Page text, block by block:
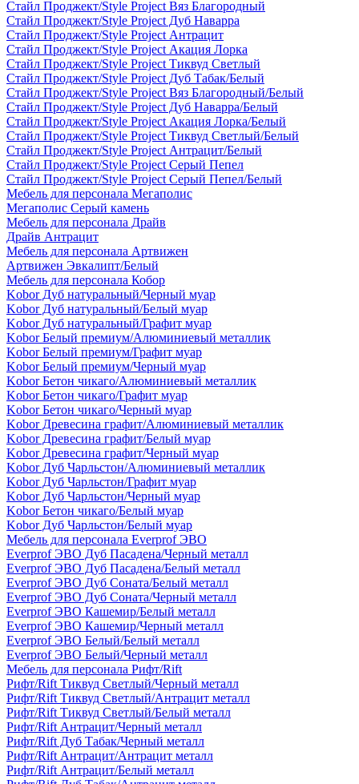
Стайл Проджект/Style Project Вяз Благородный
Стайл Проджект/Style Project Дуб Наварра
Стайл Проджект/Style Project Антрацит
Стайл Проджект/Style Project Акация Лорка
Стайл Проджект/Style Project Тиквуд Светлый
Стайл Проджект/Style Project Дуб Табак/Белый
Стайл Проджект/Style Project Вяз Благородный/Белый
Стайл Проджект/Style Project Дуб Наварра/Белый
Стайл Проджект/Style Project Акация Лорка/Белый
Стайл Проджект/Style Project Тиквуд Светлый/Белый
Стайл Проджект/Style Project Антрацит/Белый
Стайл Проджект/Style Project Серый Пепел
Стайл Проджект/Style Project Серый Пепел/Белый
Мебель для персонала Мегаполис
Мегаполис Серый камень
Мебель для персонала Драйв
Драйв Антрацит
Мебель для персонала Артвижен
Артвижен Эвкалипт/Белый
Мебель для персонала Кобор
Kobor Дуб натуральный/Черный муар
Kobor Дуб натуральный/Белый муар
Kobor Дуб натуральный/Графит муар
Kobor Белый премиум/Алюминиевый металлик
Kobor Белый премиум/Графит муар
Kobor Белый премиум/Черный муар
Kobor Бетон чикаго/Алюминиевый металлик
Kobor Бетон чикаго/Графит муар
Kobor Бетон чикаго/Черный муар
Kobor Древесина графит/Алюминиевый металлик
Kobor Древесина графит/Белый муар
Kobor Древесина графит/Черный муар
Kobor Дуб Чарльстон/Алюминиевый металлик
Kobor Дуб Чарльстон/Графит муар
Kobor Дуб Чарльстон/Черный муар
Kobor Бетон чикаго/Белый муар
Kobor Дуб Чарльстон/Белый муар
Мебель для персонала Everprof ЭВО
Everprof ЭВО Дуб Пасадена/Черный металл
Everprof ЭВО Дуб Пасадена/Белый металл
Everprof ЭВО Дуб Соната/Белый металл
Everprof ЭВО Дуб Соната/Черный металл
Everprof ЭВО Кашемир/Белый металл
Everprof ЭВО Кашемир/Черный металл
Everprof ЭВО Белый/Белый металл
Everprof ЭВО Белый/Черный металл
Мебель для персонала Рифт/Rift
Рифт/Rift Тиквуд Светлый/Черный металл
Рифт/Rift Тиквуд Светлый/Антрацит металл
Рифт/Rift Тиквуд Светлый/Белый металл
Рифт/Rift Антрацит/Черный металл
Рифт/Rift Дуб Табак/Черный металл
Рифт/Rift Антрацит/Антрацит металл
Рифт/Rift Антрацит/Белый металл